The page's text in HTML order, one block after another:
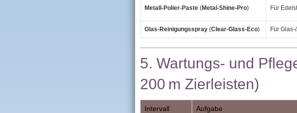
Metall‑Polier‑Paste (Metal‑Shine‑Pro) Für
Glas‑Reinigungsspray (Clear‑Glass‑Eco) Für
5. Wartungs‑ und
200 m Zierleisten)
Intervall Aufgabe